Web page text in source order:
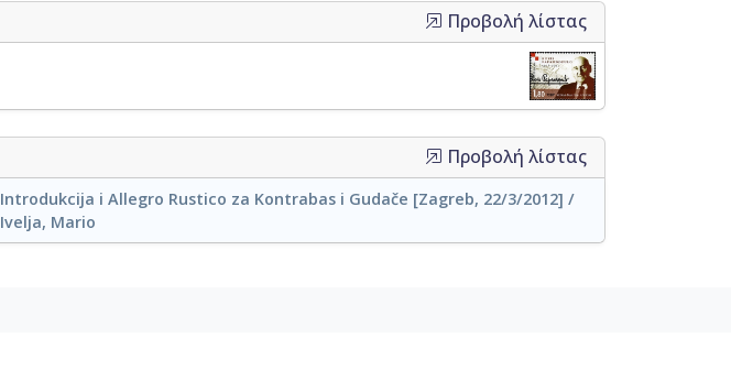
Προβολή λίστας
Προβολή λίστας
Introdukcija i Allegro Rustico za Kontrabas i Gudače [Zagreb, 22/3/2012] /
Ivelja, Mario